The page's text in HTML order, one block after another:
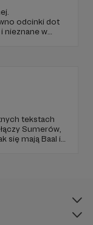
odcinki dot
nieznane w
tekstach
Sumerów,
się mają Baal i